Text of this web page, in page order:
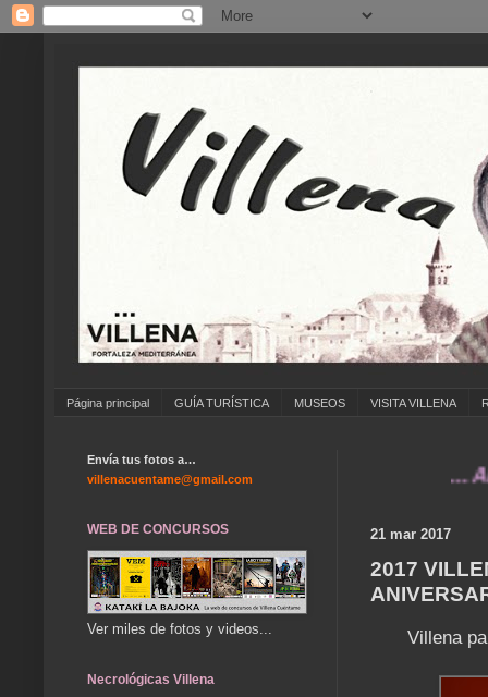
Página principal GUÍA TURÍSTICA MUSEOS VISITA VILLENA
...
21 mar 2017
2017
Villena
Envía tus fotos a…
villenacuentame@gmail.com
WEB DE CONCURSOS
Ver miles de fotos y videos...
Necrológicas Villena